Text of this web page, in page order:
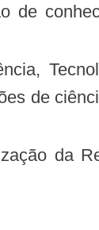
de
de